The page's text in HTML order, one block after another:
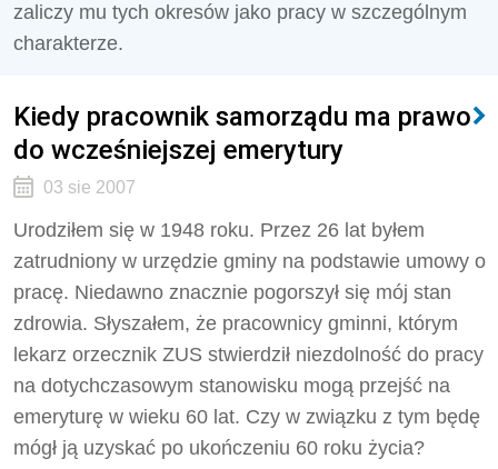
zaliczy mu tych okresów jako pracy w szczególnym
charakterze.
Kiedy pracownik samorządu ma prawo
do wcześniejszej emerytury
03 sie 2007
Urodziłem się w 1948 roku. Przez 26 lat byłem
zatrudniony w urzędzie gminy na podstawie umowy o
pracę. Niedawno znacznie pogorszył się mój stan
zdrowia. Słyszałem, że pracownicy gminni, którym
lekarz orzecznik ZUS stwierdził niezdolność do pracy
na dotychczasowym stanowisku mogą przejść na
emeryturę w wieku 60 lat. Czy w związku z tym będę
mógł ją uzyskać po ukończeniu 60 roku życia?